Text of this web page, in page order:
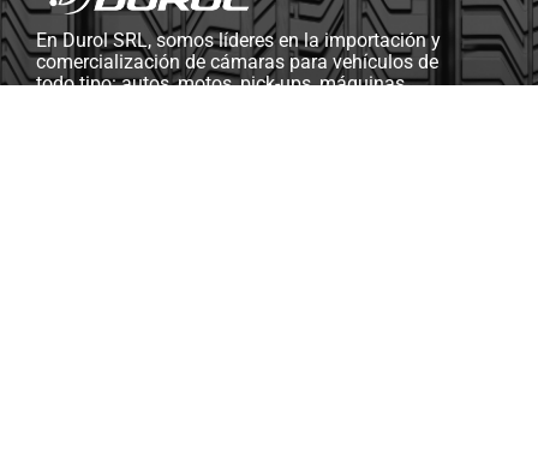
En Durol SRL, somos líderes en la importación y
comercialización de cámaras para vehículos de
todo tipo: autos, motos, pick-ups, máquinas